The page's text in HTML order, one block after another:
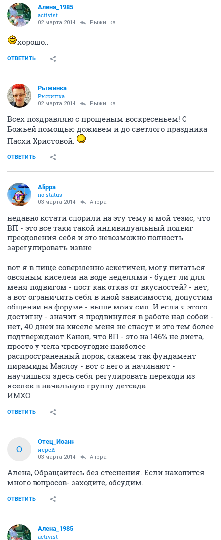
Алена_1985
activist
02 марта 2014 Рыжинка
хорошо..
ОТВЕТИТЬ
Рыжинка
Рыжинка
02 марта 2014 Рыжинка
Всех поздравляю с прощеным воскресеньем! С
Божьей помощью доживем и до светлого праздника
Пасхи Христовой.
ОТВЕТИТЬ
Alippa
no status
03 марта 2014 Alippa
недавно кстати спорили на эту тему и мой тезис, что
ВП - это все таки такой индивидуальный подвиг
преодоления себя и это невозможно полность
зарегулировать извне
вот я в пище совершенно аскетичен, могу питаться
овсяным киселем на воде неделями - будет ли для
меня подвигом - пост как отказ от вкусностей? - нет,
а вот ограничить себя в иной зависимости, допустим
общении на форуме - выше моих сил. И если я этого
достигну - значит я продвинулся в работе над собой -
нет, 40 дней на киселе меня не спасут и это тем более
подтверждают Канон, что ВП - это на 146% не диета,
просто у чела чревоугодие наиболее
распространенный порок, скажем так фундамент
пирамиды Маслоу - вот с него и начинают -
научишься здесь себя регулировать переходи из
яселек в начальную группу детсада
ИМХО
ОТВЕТИТЬ
О
Отец_Иоанн
иерей
03 марта 2014 Alippa
Алена, Обращайтесь без стеснения. Если накопится
много вопросов- заходите, обсудим.
ОТВЕТИТЬ
Алена_1985
activist